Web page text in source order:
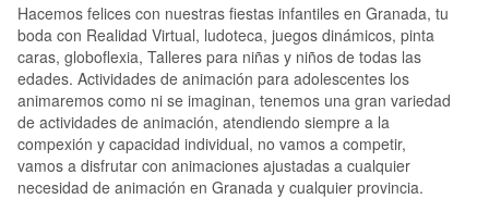
Hacemos felices con nuestras fiestas infantiles en Granada, tu
boda con Realidad Virtual, ludoteca, juegos dinámicos, pinta
caras, globoflexia, Talleres para niñas y niños de todas las
edades. Actividades de animación para adolescentes los
animaremos como ni se imaginan, tenemos una gran variedad
de actividades de animación, atendiendo siempre a la
compexión y capacidad individual, no vamos a competir,
vamos a disfrutar con animaciones ajustadas a cualquier
necesidad de animación en Granada y cualquier provincia.